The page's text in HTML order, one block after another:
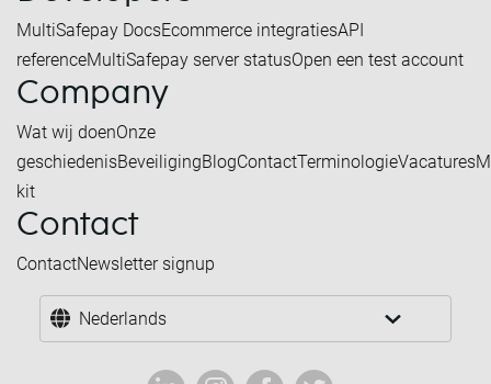
MultiSafepay DocsEcommerce integratiesAPI
referenceMultiSafepay server statusOpen een test account
Company
Wat wij doenOnze
geschiedenisBeveiligingBlogContactTerminologieVacatures
kit
Contact
ContactNewsletter signup
Nederlands